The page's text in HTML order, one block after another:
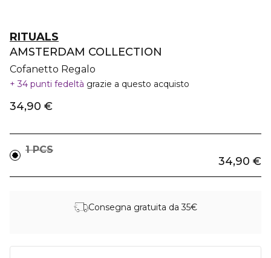
RITUALS
AMSTERDAM COLLECTION
Cofanetto Regalo
34 punti fedeltà grazie a questo acquisto
34,90 €
1 PCS
34,90 €
Consegna gratuita da 35€